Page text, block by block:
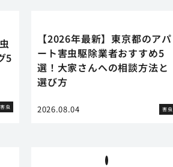
5
害虫
【2026年最新】東京都のアパ
ート害虫駆除業者おすすめ5
選！大家さんへの相談方法と
選び方
2026.08.04 害虫